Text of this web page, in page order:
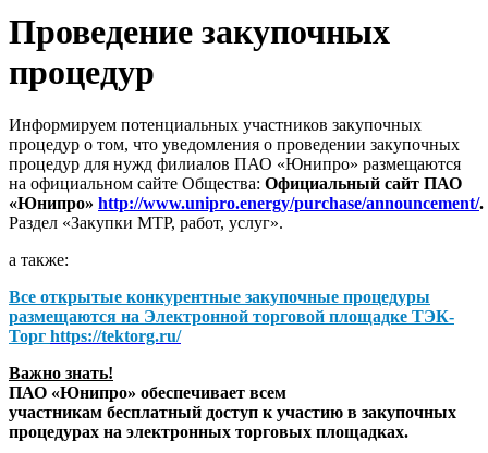
Проведение закупочных
процедур
Информируем потенциальных участников закупочных
процедур о том, что уведомления о проведении закупочных
процедур для нужд филиалов ПАО «Юнипро» размещаются
на официальном сайте Общества: Официальный сайт ПАО
«Юнипро» http://www.unipro.energy/purchase/announcement/.
Раздел «Закупки МТР, работ, услуг».
а также:
Все открытые конкурентные закупочные процедуры
размещаются на Электронной торговой площадке ТЭК-
Торг https://tektorg.ru/
Важно знать!
ПАО «Юнипро» обеспечивает всем
участникам бесплатный доступ к участию в закупочных
процедурах на электронных торговых площадках.